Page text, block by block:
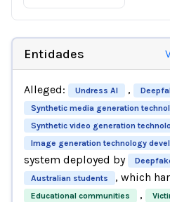
Entidades
Alleged: Undress AI ,
Synthetic media generation
Synthetic video generation
Image generation technology
system deployed by
Australian students , which
Educational communities ,